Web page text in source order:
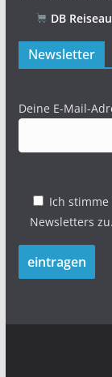
DB
Newsletter
Deine E-Mail-
Ich stimme
Newsletters zu.